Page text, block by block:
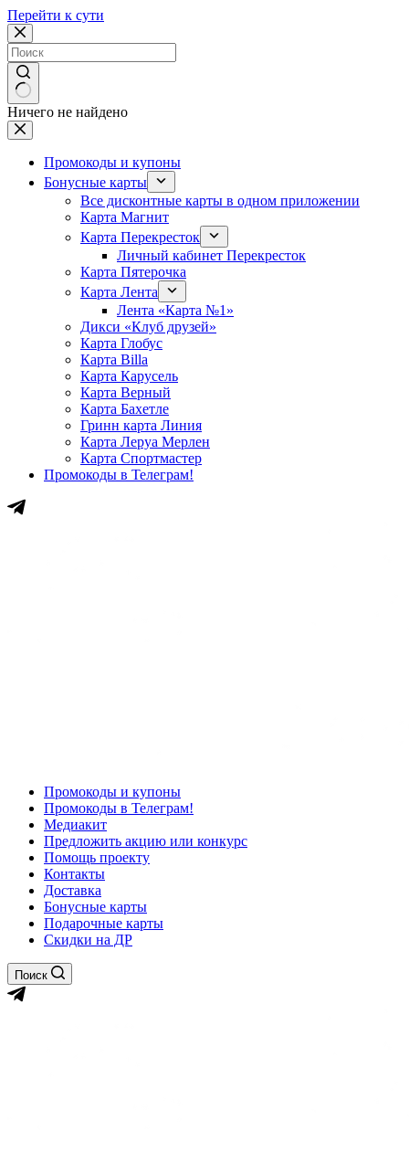
Перейти к сути
Ничего не найдено
Промокоды и купоны
Бонусные карты
Все дисконтные карты в одном приложении
Карта Магнит
Карта Перекресток
Личный кабинет Перекресток
Карта Пятерочка
Карта Лента
Лента «Карта №1»
Дикси «Клуб друзей»
Карта Глобус
Карта Billa
Карта Карусель
Карта Верный
Карта Бахетле
Гринн карта Линия
Карта Леруа Мерлен
Карта Спортмастер
Промокоды в Телеграм!
Промокоды и купоны
Промокоды в Телеграм!
Медиакит
Предложить акцию или конкурс
Помощь проекту
Контакты
Доставка
Бонусные карты
Подарочные карты
Скидки на ДР
Поиск